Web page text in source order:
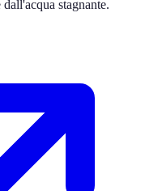
stagnante.